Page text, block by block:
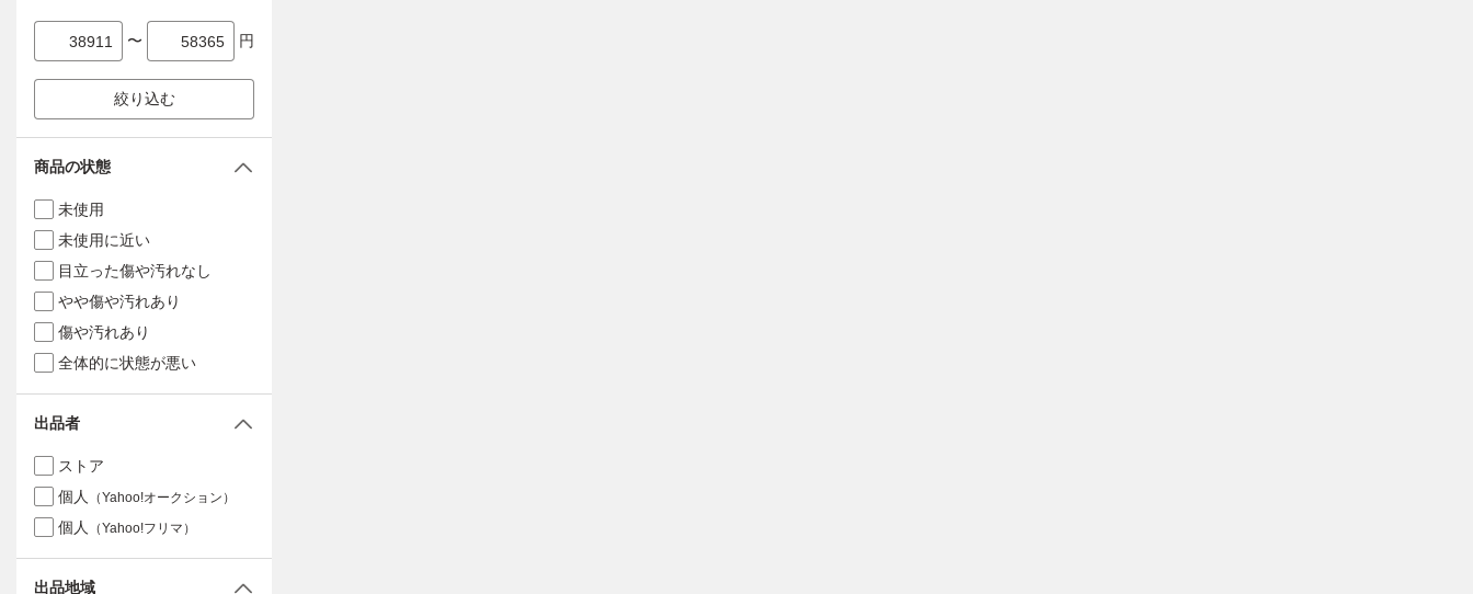
〜 円
絞り込む
商品の状態
未使用
未使用に近い
目立った傷や汚れなし
やや傷や汚れあり
傷や汚れあり
全体的に状態が悪い
出品者
ストア
個人
（Yahoo!オークション）
個人 （Yahoo!フリマ）
出品地域